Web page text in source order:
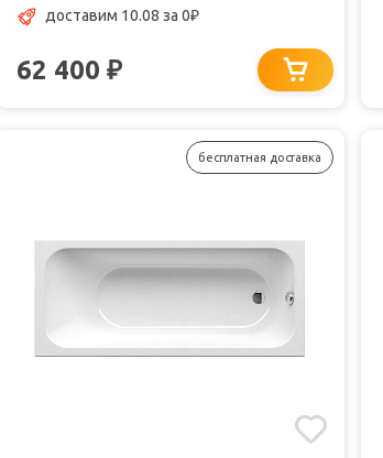
доставим 10.08 за 0₽
62 400 ₽
бесплатная доставка